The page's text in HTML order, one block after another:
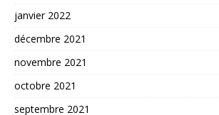
janvier 2022
décembre 2021
novembre 2021
octobre 2021
septembre 2021